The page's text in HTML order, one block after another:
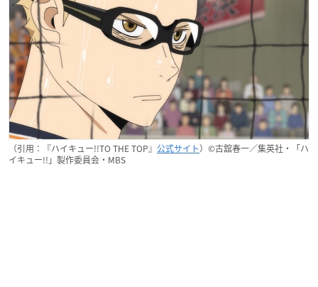
（引用：『ハイキュー!!TO THE TOP』 公式サイト）©古舘春一／集英社・「ハ
イキュー!!」製作委員会・MBS